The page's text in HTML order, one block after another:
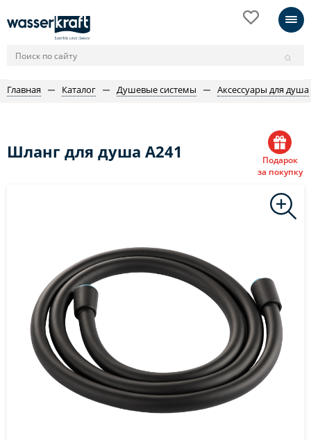
Главная Каталог Душевые системы Аксессуары для душа
Шланг для душа A241
Подарок
за покупку